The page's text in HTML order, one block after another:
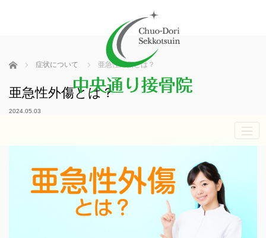
ホーム 症状について 亜急性外傷とは？
亜急性外傷とは？
2024.05.03